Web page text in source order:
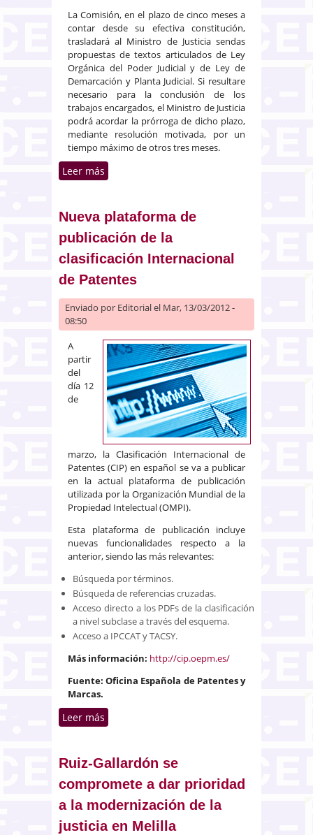
La Comisión, en el plazo de cinco meses a
contar desde su efectiva constitución,
trasladará al Ministro de Justicia sendas
propuestas de textos articulados de Ley
Orgánica del Poder Judicial y de Ley de
Demarcación y Planta Judicial. Si resultare
necesario para la conclusión de los
trabajos encargados, el Ministro de Justicia
podrá acordar la prórroga de dicho plazo,
mediante resolución motivada, por un
tiempo máximo de otros tres meses.
Leer más
articulado de LOPJ y de la Ley de
Demarcación y Planta Judicial
Nueva plataforma de
publicación de la
clasificación Internacional
de Patentes
Enviado por Editorialel Mar, 13/03/2012 -
08:50
A
partir
del
día 12
de
marzo, la Clasificación Internacional de
Patentes (CIP) en español se va a publicar
en la actual plataforma de publicación
utilizada por la Organización Mundial de la
Propiedad Intelectual (OMPI).
Esta plataforma de publicación incluye
nuevas funcionalidades respecto a la
anterior, siendo las más relevantes:
Búsqueda por términos.
Búsqueda de referencias cruzadas.
Acceso directo a los PDFs de la clasificación
a nivel subclase a través del esquema.
Acceso a IPCCAT y TACSY.
Más información: http://cip.oepm.es/
Fuente: Oficina Española de Patentes y
Marcas.
Leer más
Ruiz-Gallardón se
compromete a dar prioridad
a la modernización de la
justicia en Melilla